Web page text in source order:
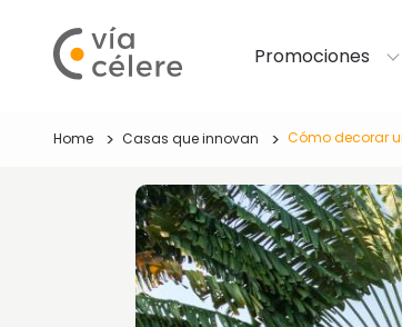
Promociones
Home Casas que innovan Cómo decorar